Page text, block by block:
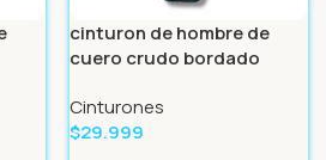
cinturon de hombre de
cuero crudo bordado
Cinturones
$29.999